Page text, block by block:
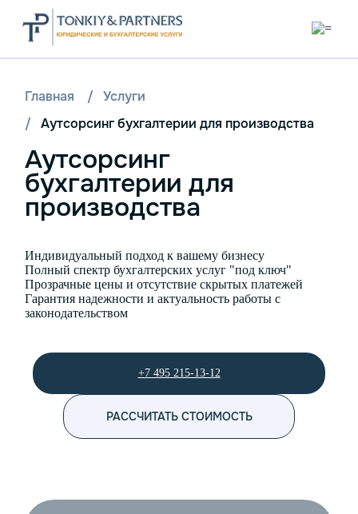
Главная /
Услуги
/
Аутсорсинг бухгалтерии для производства
Аутсорсинг
бухгалтерии для
производства
Индивидуальный подход к вашему бизнесу
Полный спектр бухгалтерских услуг "под ключ"
Прозрачные цены и отсутствие скрытых платежей
Гарантия надежности и актуальность работы с
законодательством
+7 495 215-13-12
РАССЧИТАТЬ СТОИМОСТЬ
<p> Эффективное бухгалтерское обслуживание является